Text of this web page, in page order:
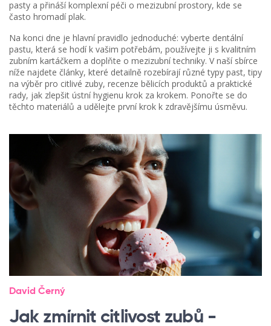
pasty a přináší komplexní péči o mezizubní prostory, kde se
často hromadí plak.
Na konci dne je hlavní pravidlo jednoduché: vyberte dentální
pastu, která se hodí k vašim potřebám, používejte ji s kvalitním
zubním kartáčkem a doplňte o mezizubní techniky. V naší sbírce
níže najdete články, které detailně rozebírají různé typy past, tipy
na výběr pro citlivé zuby, recenze bělicích produktů a praktické
rady, jak zlepšit ústní hygienu krok za krokem. Ponořte se do
těchto materiálů a udělejte první krok k zdravějšímu úsměvu.
David Černý
Jak zmírnit citlivost zubů -